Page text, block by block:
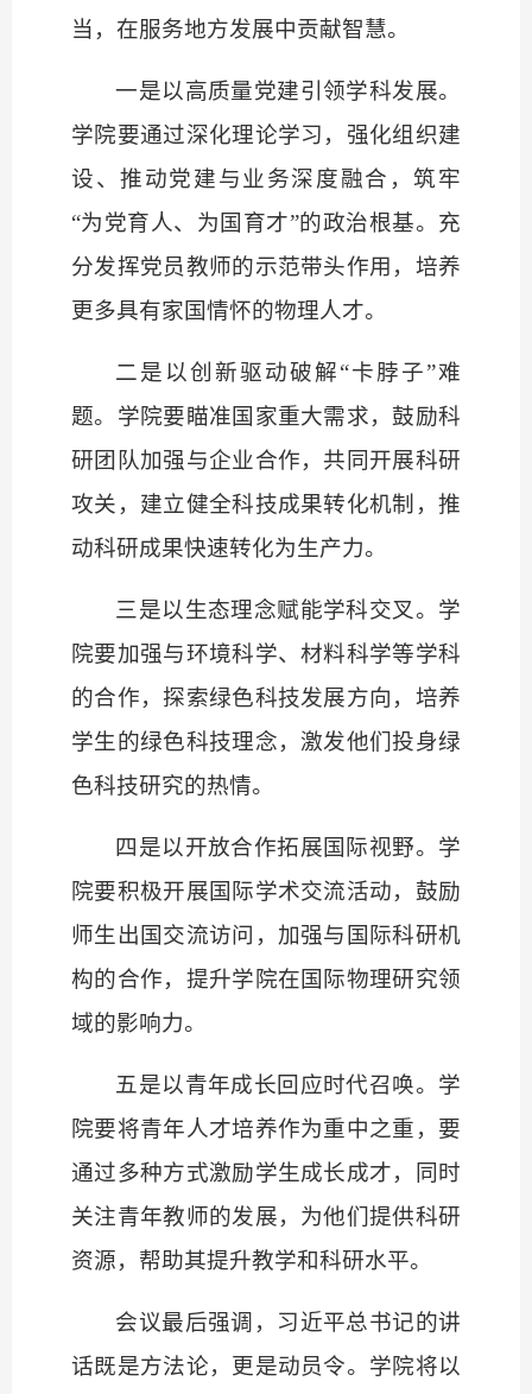
当，在服务地方发展中贡献智慧。
一是以高质量党建引领学科发展。
学院要通过深化理论学习，强化组织建
设、推动党建与业务深度融合，筑牢
“为党育人、为国育才”的政治根基。充
分发挥党员教师的示范带头作用，培养
更多具有家国情怀的物理人才。
二是以创新驱动破解“卡脖子”难
题。学院要瞄准国家重大需求，鼓励科
研团队加强与企业合作，共同开展科研
攻关，建立健全科技成果转化机制，推
动科研成果快速转化为生产力。
三是以生态理念赋能学科交叉。学
院要加强与环境科学、材料科学等学科
的合作，探索绿色科技发展方向，培养
学生的绿色科技理念，激发他们投身绿
色科技研究的热情。
四是以开放合作拓展国际视野。学
院要积极开展国际学术交流活动，鼓励
师生出国交流访问，加强与国际科研机
构的合作，提升学院在国际物理研究领
域的影响力。
五是以青年成长回应时代召唤。学
院要将青年人才培养作为重中之重，要
通过多种方式激励学生成长成才，同时
关注青年教师的发展，为他们提供科研
资源，帮助其提升教学和科研水平。
会议最后强调，习近平总书记的讲
话既是方法论，更是动员令。学院将以